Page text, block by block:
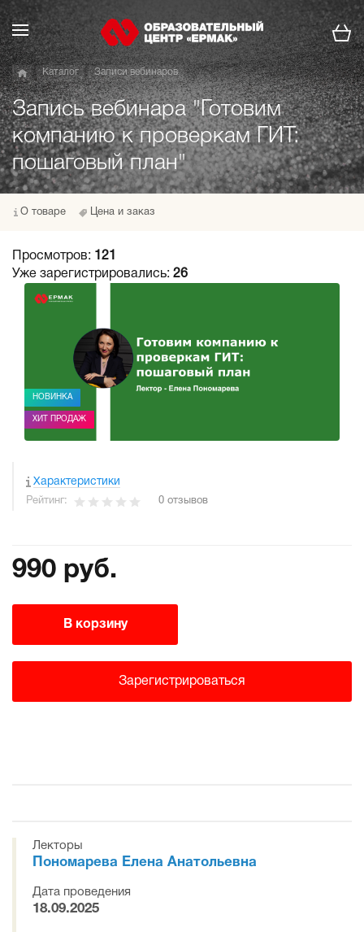
Каталог Записи вебинаров
Запись вебинара "Готовим
компанию к проверкам ГИТ:
пошаговый план"
О товаре Цена и заказ
Просмотров:
121
Уже зарегистрировались: 26
НОВИНКА
ХИТ ПРОДАЖ
Характеристики
Рейтинг: 0 отзывов
990 руб.
В корзину
Зарегистрироваться
Лекторы
Пономарева Елена Анатольевна
Дата проведения
18.09.2025